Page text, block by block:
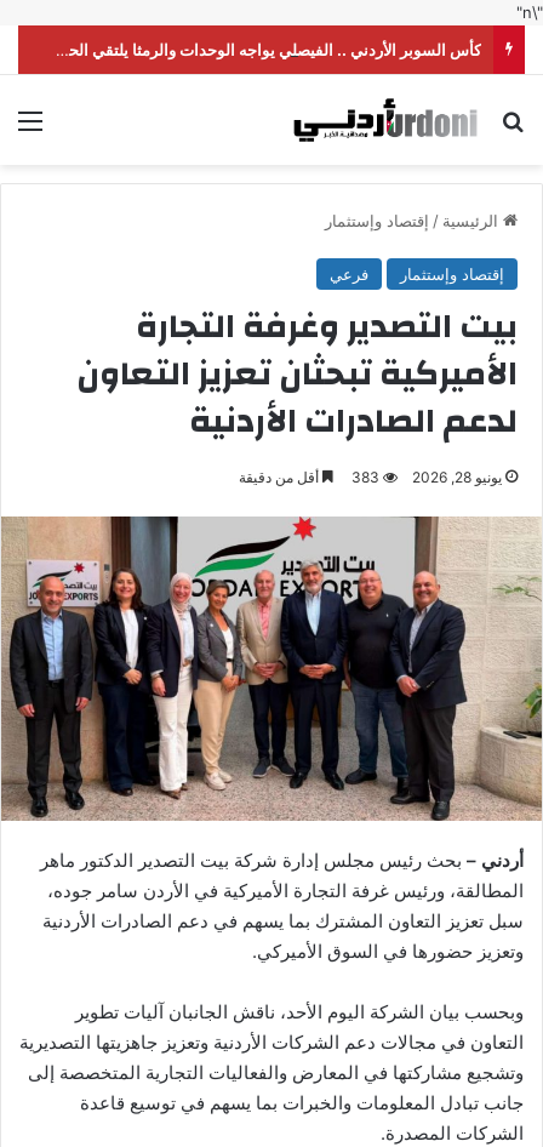
"\n"
كأس السوبر الأردني .. الفيصلي يواجه الوحدات والرمثا يلتقي الحسين
بحث عن
الرئيسية / إقتصاد وإستثمار
إقتصاد وإستثمار فرعي
بيت التصدير وغرفة التجارة
الأميركية تبحثان تعزيز التعاون
لدعم الصادرات الأردنية
يونيو 28, 2026 383 أقل من دقيقة
أردني – بحث رئيس مجلس إدارة شركة بيت التصدير الدكتور ماهر
المطالقة، ورئيس غرفة التجارة الأميركية في الأردن سامر جوده،
سبل تعزيز التعاون المشترك بما يسهم في دعم الصادرات الأردنية
وتعزيز حضورها في السوق الأميركي.
وبحسب بيان الشركة اليوم الأحد، ناقش الجانبان آليات تطوير
التعاون في مجالات دعم الشركات الأردنية وتعزيز جاهزيتها التصديرية
وتشجيع مشاركتها في المعارض والفعاليات التجارية المتخصصة إلى
جانب تبادل المعلومات والخبرات بما يسهم في توسيع قاعدة
الشركات المصدرة.